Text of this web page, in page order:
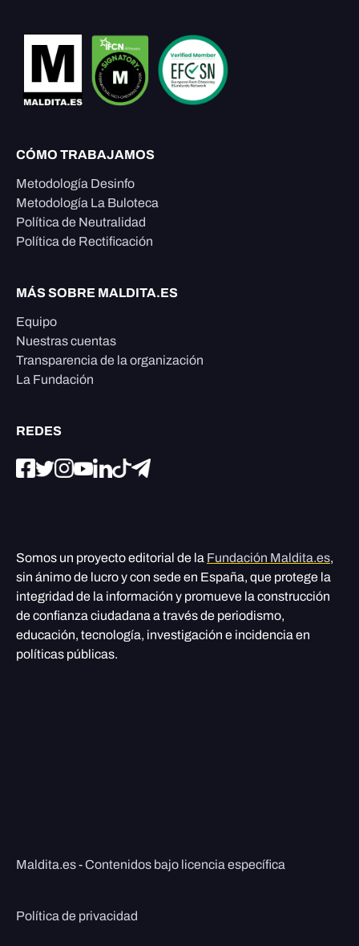
CÓMO TRABAJAMOS
Metodología Desinfo
Metodología La Buloteca
Política de Neutralidad
Política de Rectificación
MÁS SOBRE MALDITA.ES
Equipo
Nuestras cuentas
Transparencia de la organización
La Fundación
REDES
Somos un proyecto editorial de la Fundación Maldita.es,
sin ánimo de lucro y con sede en España, que protege la
integridad de la información y promueve la construcción
de confianza ciudadana a través de periodismo,
educación, tecnología, investigación e incidencia en
políticas públicas.
Maldita.es - Contenidos bajo licencia específica
Política de privacidad